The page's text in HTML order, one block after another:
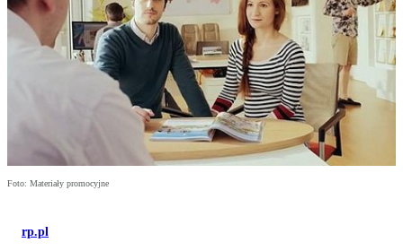
Foto: Materiały promocyjne
rp.pl